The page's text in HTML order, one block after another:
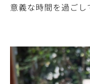
意義な時間を過ごし